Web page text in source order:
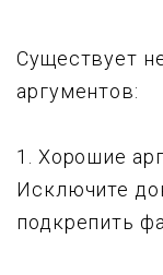
Существует
аргументов:
1. Хорошие
Исключите
подкрепить